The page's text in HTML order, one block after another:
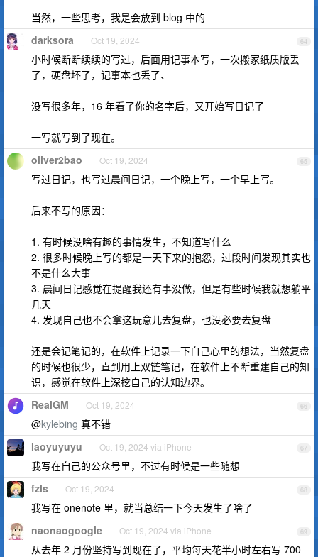
当然，一些思考，我是会放到 blog 中的
64
darksora Oct 19, 2024
小时候断断续续的写过，后面用记事本写，一次搬家纸质版丢
了，硬盘坏了，记事本也丢了、
没写很多年，16 年看了你的名字后，又开始写日记了
一写就写到了现在。
65
oliver2bao Oct 19, 2024
写过日记，也写过晨间日记，一个晚上写，一个早上写。
后来不写的原因：
1. 有时候没啥有趣的事情发生，不知道写什么
2. 很多时候晚上写的都是一天下来的抱怨，过段时间发现其实也
不是什么大事
3. 晨间日记感觉在提醒我还有事没做，但是有些时候我就想躺平
几天
4. 发现自己也不会拿这玩意儿去复盘，也没必要去复盘
还是会记笔记的，在软件上记录一下自己心里的想法，当然复盘
的时候也很少，直到用上双链笔记，在软件上不断重建自己的知
识，感觉在软件上深挖自己的认知边界。
66
RealGM Oct 19, 2024
@kylebing 真不错
67
laoyuyuyu Oct 19, 2024 via iPhone
我写在自己的公众号里，不过有时候是一些随想
68
fzls Oct 19, 2024
我写在 onenote 里，就当总结一下今天发生了啥了
69
naonaogoogle Oct 19, 2024 via iPhone
从去年 2 月份坚持写到现在了，平均每天花半小时左右写 700